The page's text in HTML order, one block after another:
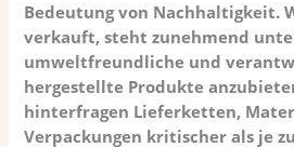
Bedeutung von Nachhaltigkeit.
verkauft, steht zunehmend
umweltfreundliche und
hergestellte Produkte
hinterfragen Lieferketten,
Verpackungen kritischer als je